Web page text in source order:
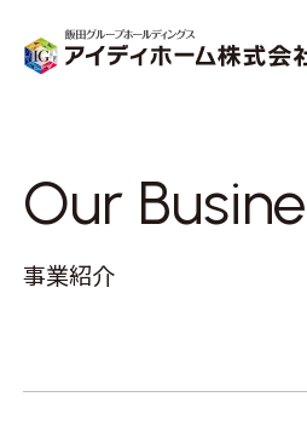
Our
事業紹介